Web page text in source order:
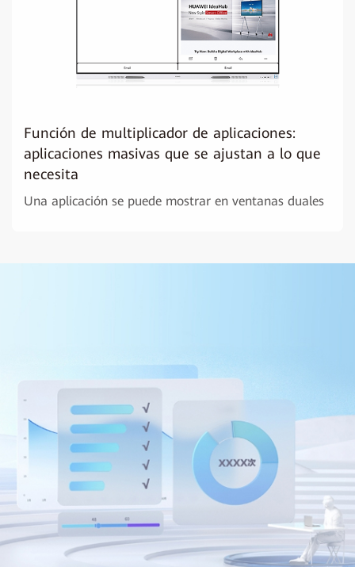
Función de multiplicador de aplicaciones:
aplicaciones masivas que se ajustan a lo que
necesita
Una aplicación se puede mostrar en ventanas duales